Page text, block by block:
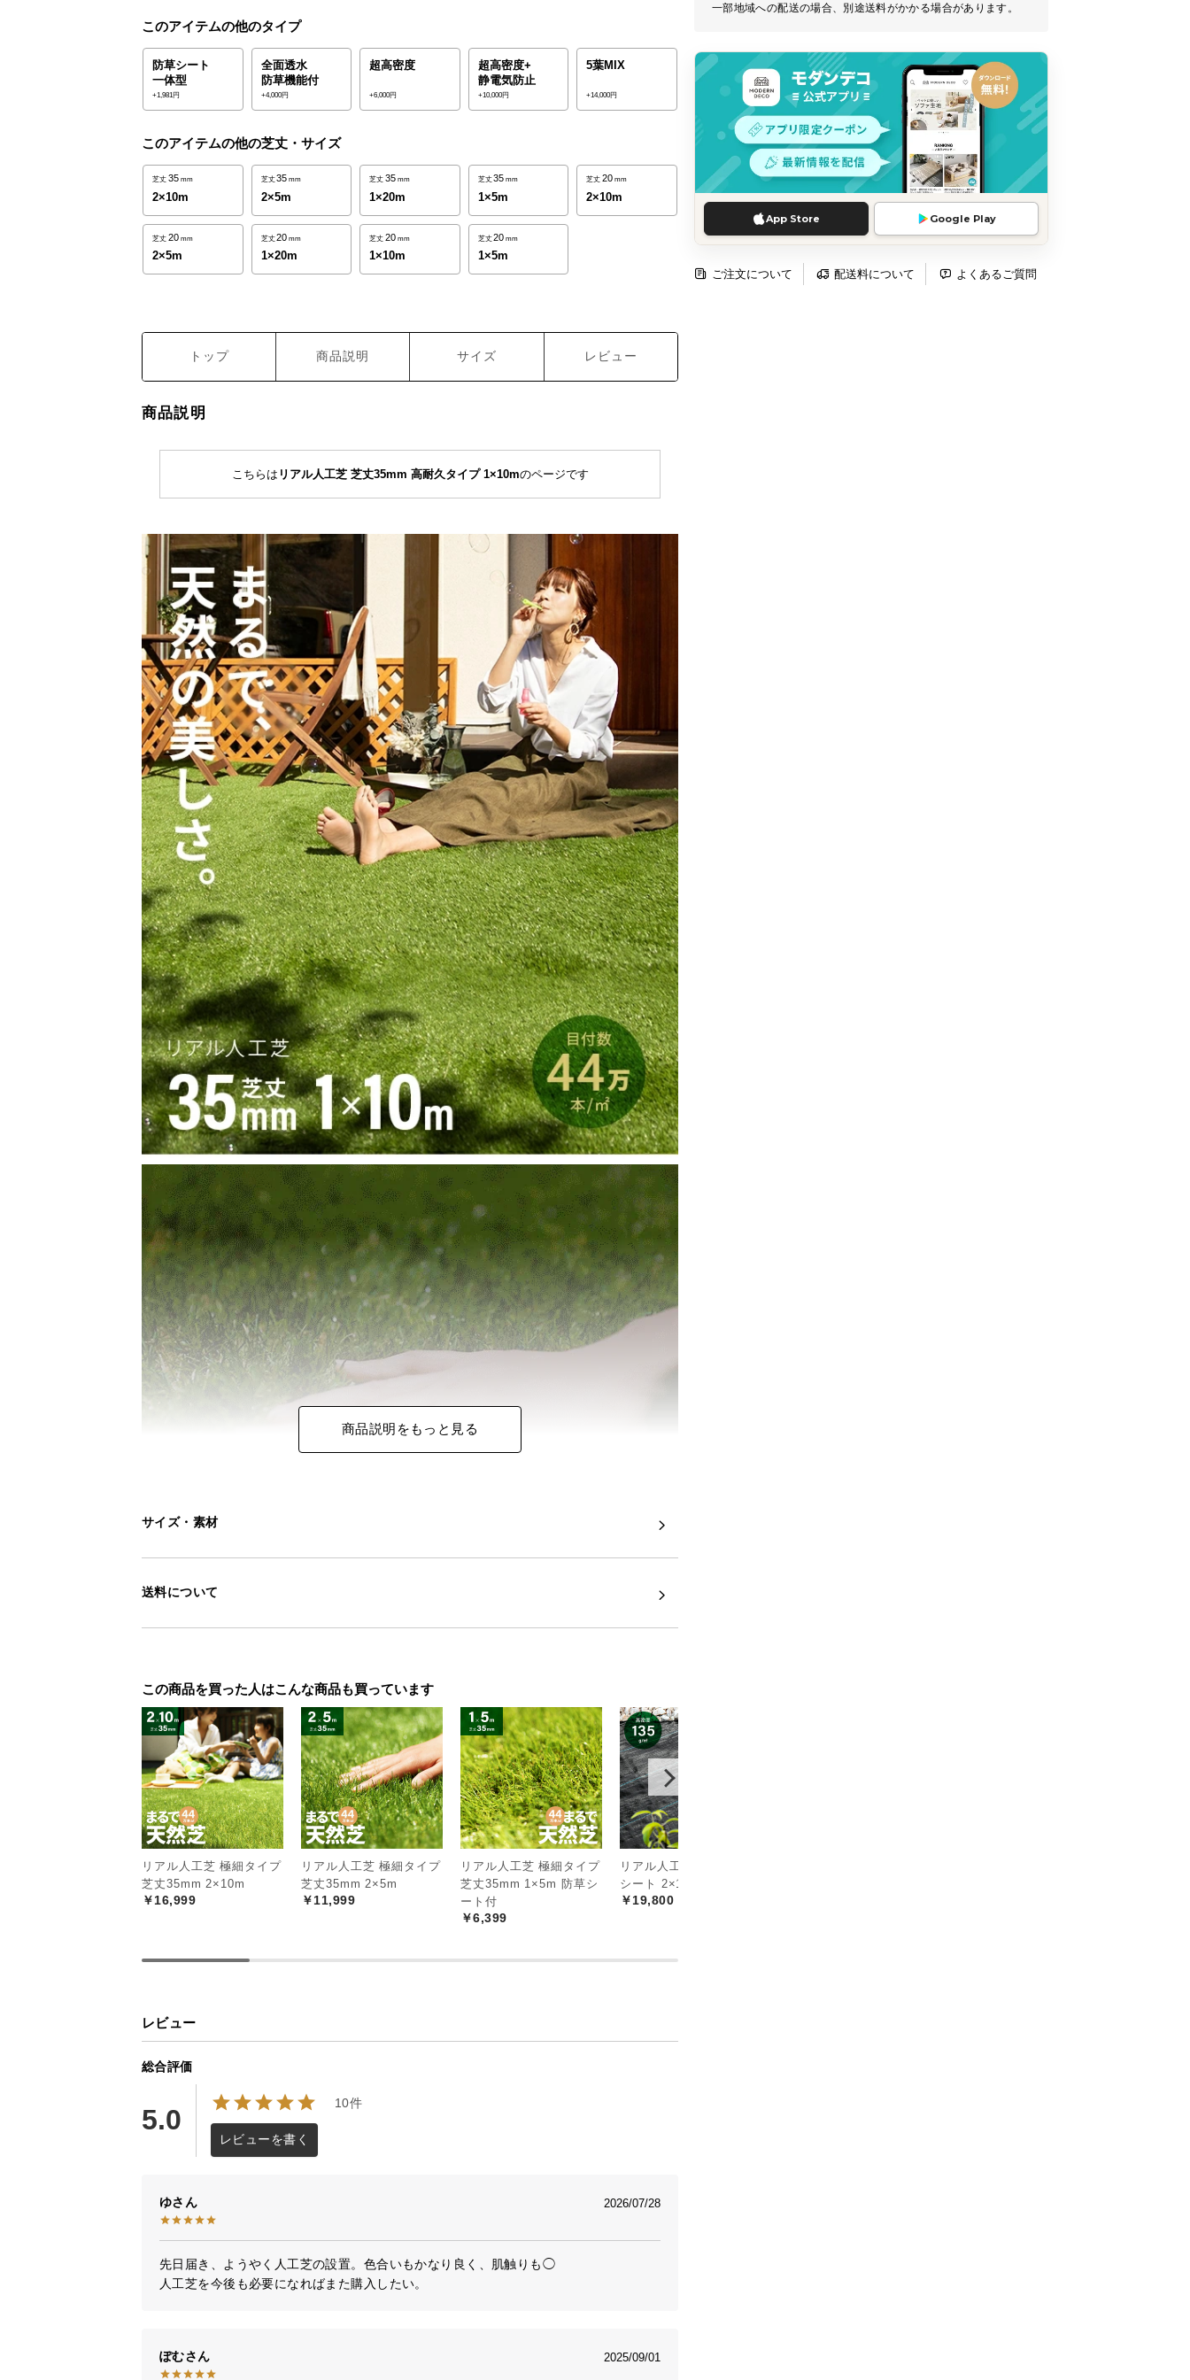
一部地域への配送の場合、別途送料がかかる場合があります。
App Store Google Play
ご注文について 配送料について よくあるご質問
このアイテムの他のタイプ
防草シート
一体型
+1,981円
全面透水
防草機能付
+4,000円
超高密度
+6,000円
超高密度+
静電気防止
+10,000円
5葉MIX
+14,000円
このアイテムの他の芝丈・サイズ
芝丈 35 mm
2×10m
芝丈35 mm
2×5m
芝丈 35 mm
1×20m
芝丈35 mm
1×5m
芝丈 20 mm
2×10m
芝丈 20 mm
2×5m
芝丈20 mm
1×20m
芝丈 20 mm
1×10m
芝丈20 mm
1×5m
トップ 商品説明 サイズ レビュー
商品説明
こちらは リアル人工芝 芝丈35mm 高耐久タイプ 1×10mのページです
商品説明をもっと見る
サイズ・素材
送料について
この商品を買った人はこんな商品も買っています
リアル人工芝 極細タイプ
芝丈35mm 2×10m
￥16,999
リアル人工芝 極細タイプ
芝丈35mm 2×5m
￥11,999
リアル人工芝 極細タイプ
芝丈35mm 1×5m 防草シ
ート付
￥6,399
リアル人工芝 高密度防草
シート 2×100m
￥19,800
レビュー
総合評価
5.0
10件
レビューを書く
ゆ 2026/07/28
先日届き、ようやく人工芝の設置。色合いもかなり良く、肌触りも◯
人工芝を今後も必要になればまた購入したい。
ぽむ 2025/09/01